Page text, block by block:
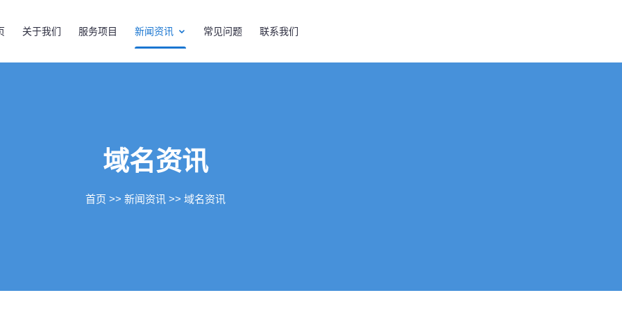
关于我们 服务项目 新闻资讯 常见问题 联系我们
域名资讯
首页 >> 新闻资讯 >> 域名资讯